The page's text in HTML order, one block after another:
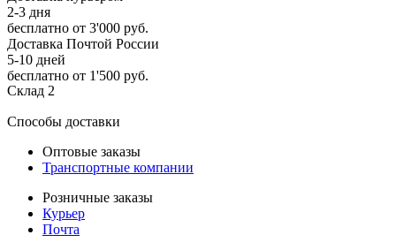
2-3 дня
бесплатно от 3'000 руб.
Доставка Почтой России
5-10 дней
бесплатно от 1'500 руб.
Склад 2
Способы доставки
Оптовые заказы
Транспортные компании
Розничные заказы
Курьер
Почта